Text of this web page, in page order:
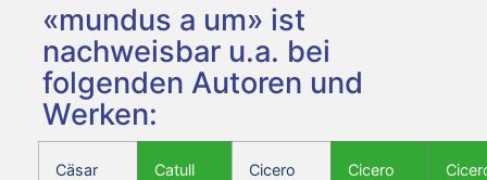
«mundus a um» ist
nachweisbar u.a. bei
folgenden Autoren und
Werken:
Cäsar
Catull
Cicero
Cicero